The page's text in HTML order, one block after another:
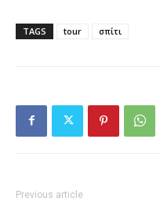
TAGS tour σπίτι
Previous article